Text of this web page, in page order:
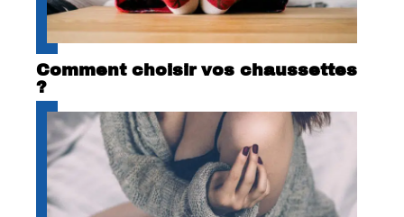
Comment choisir vos chaussettes
?